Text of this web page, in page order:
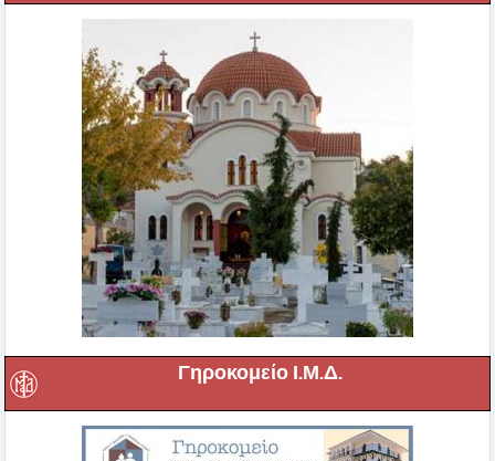
Γηροκομείο Ι.Μ.Δ.